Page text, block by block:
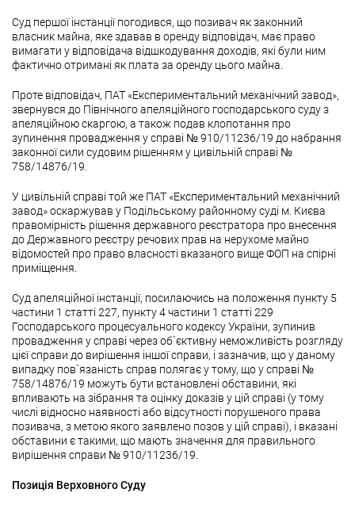
Суд першої інстанції погодився, що позивач як законний
власник майна, яке здавав в оренду відповідач, має право
вимагати у відповідача відшкодування доходів, які були ним
фактично отримані як плата за оренду цього майна.
Проте відповідач, ПАТ «Експериментальний механічний завод»,
звернувся до Північного апеляційного господарського суду з
апеляційною скаргою, а також подав клопотання про
зупинення провадження у справі № 910/11236/19 до набрання
законної сили судовим рішенням у цивільній справі №
758/14876/19.
У цивільній справі той же ПАТ «Експериментальний механічний
завод» оскаржував у Подільському районному суді м. Києва
правомірність рішення державного реєстратора про внесення
до Державного реєстру речових прав на нерухоме майно
відомостей про право власності вказаного вище ФОП на спірні
приміщення.
Суд апеляційної інстанції, посилаючись на положення пункту 5
частини 1 статті 227, пункту 4 частини 1 статті 229
Господарського процесуального кодексу України, зупинив
провадження у справі через об`єктивну неможливість розгляду
цієї справи до вирішення іншої справи, і зазначив, що у даному
випадку пов`язаність справ полягає у тому, що у справі №
758/14876/19 можуть бути встановлені обставини, які
впливають на зібрання та оцінку доказів у цій справі (у тому
числі відносно наявності або відсутності порушеного права
позивача, з метою якого заявлено позов у цій справі), і вказані
обставини є такими, що мають значення для правильного
вирішення справи № 910/11236/19.
Позиція Верховного Суду